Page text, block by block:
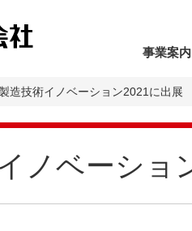
事業案内
造技術イノベーション2021に出展
ノベーショ